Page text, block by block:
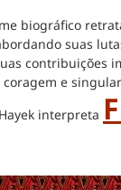
biográfico
suas
contribuições
e
interpreta